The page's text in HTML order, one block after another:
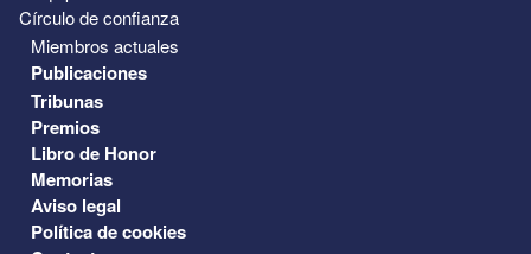
Círculo de confianza
Miembros actuales
Publicaciones
Tribunas
Premios
Libro de Honor
Memorias
Aviso legal
Política de cookies